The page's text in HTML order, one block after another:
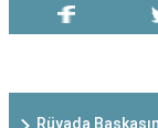
Rüyada